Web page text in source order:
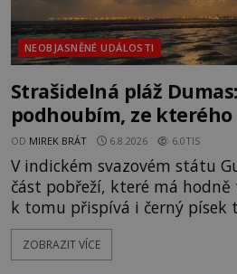
NEOBJASNĚNÉ UDÁLOSTI
Strašidelná pláž
podhoubím, ze kterého
OD MIREK BRÁT 6.8.2026 6.0TIS
V indickém svazovém státu
část pobřeží, které má
k tomu přispívá i černý písek
pláž takové netypické zbarvení? Nakolik
pravdivé historky, že zde
ZOBRAZIT VÍCE